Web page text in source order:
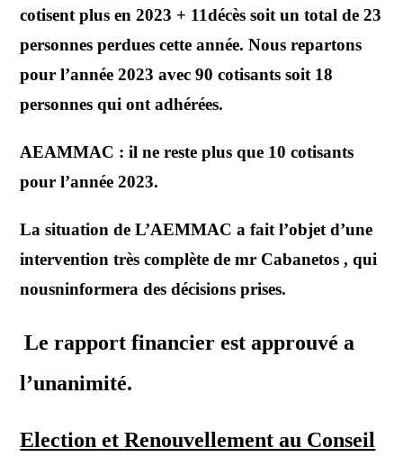
cotisent plus en 2023 + 11décès soit un total de 23
personnes perdues cette année. Nous repartons
pour l’année 2023 avec 90 cotisants soit 18
personnes qui ont adhérées.
AEAMMAC : il ne reste plus que 10 cotisants
pour l’année 2023.
La situation de L’AEMMAC a fait l’objet d’une
intervention très complète de mr Cabanetos , qui
nousninformera des décisions prises.
Le rapport financier est approuvé a
l’unanimité.
ElectionetRenouvellement au Conseil